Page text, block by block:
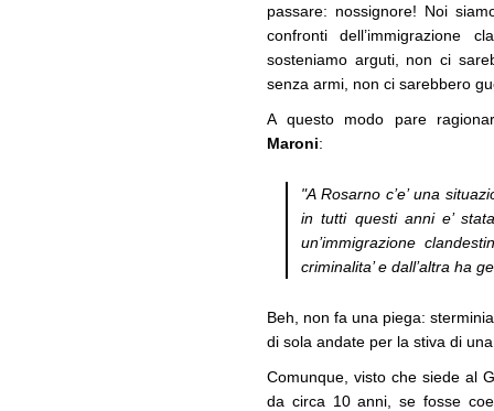
passare: nossignore! Noi
confronti dell’immigrazione
sosteniamo arguti, non ci
senza armi, non ci sarebbero
A questo modo pare
Maroni:
"A Rosarno c’e’ una
in tutti questi anni e’
un’immigrazione
criminalita’ e dall’altra ha
Beh, non fa una piega:
di sola andate per la stiva di
Comunque, visto che siede al
da circa 10 anni, se fosse